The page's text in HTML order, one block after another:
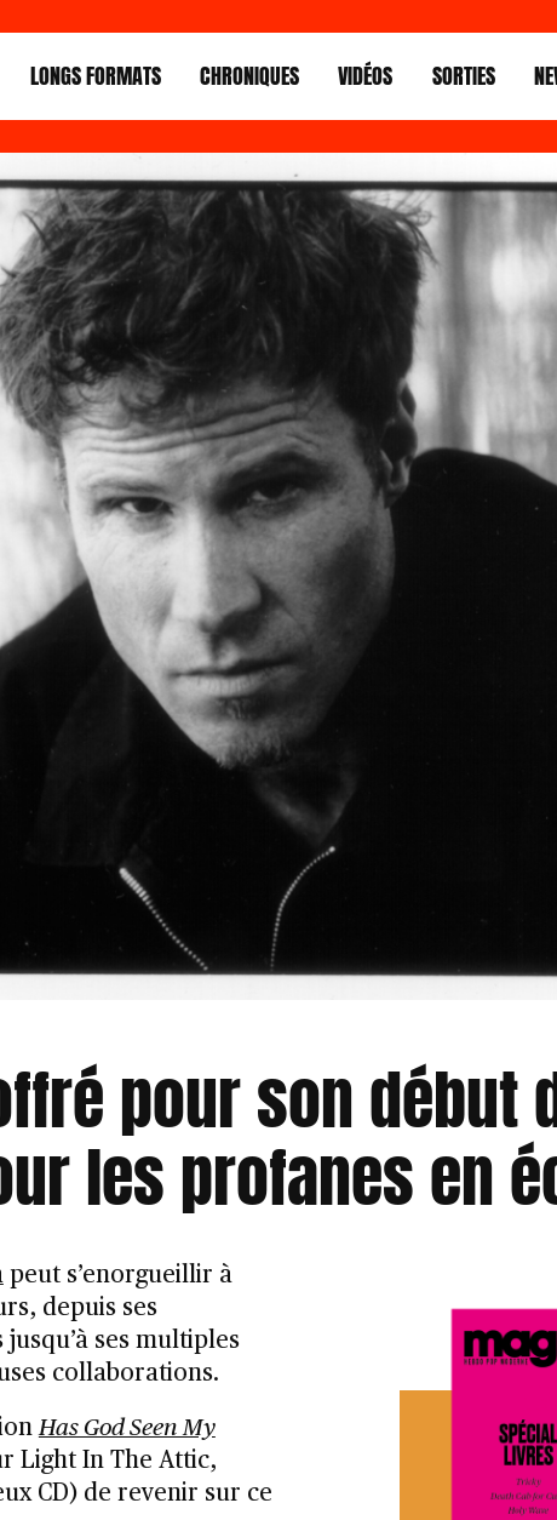
LONGS FORMATS CHRONIQUES VIDÉOS SORTIES
pour son début
les profanes en
peut s’enorgueillir à
depuis ses
ses multiples
collaborations.
Has God Seen My
Light In The Attic,
CD) de revenir sur ce